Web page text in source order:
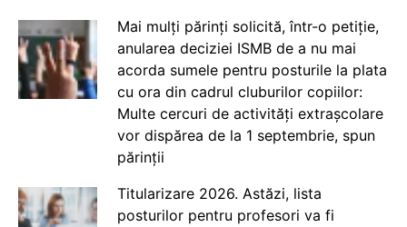
Mai mulți părinți solicită, într-o petiție,
anularea deciziei ISMB de a nu mai
acorda sumele pentru posturile la plata
cu ora din cadrul cluburilor copiilor:
Multe cercuri de activități extrașcolare
vor dispărea de la 1 septembrie, spun
părinții
Titularizare 2026. Astăzi, lista
posturilor pentru profesori va fi